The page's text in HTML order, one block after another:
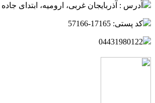
آدرس : آذربایجان غربی، ارومیه، ابتدای جاده
کد پستی: 17165-57166
04431980122